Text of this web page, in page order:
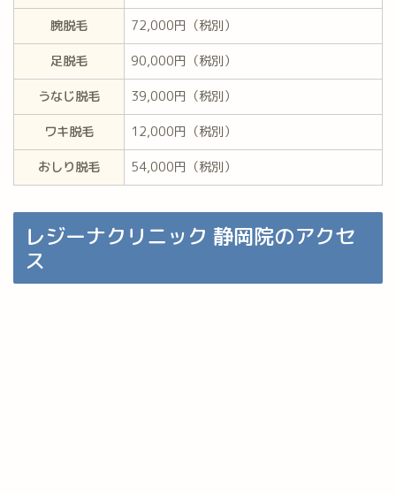
腕脱毛
72,000円（税別）
足脱毛
90,000円（税別）
うなじ脱毛
39,000円（税別）
ワキ脱毛
12,000円（税別）
おしり脱毛
54,000円（税別）
レジーナクリニック 静岡院のアクセ
ス